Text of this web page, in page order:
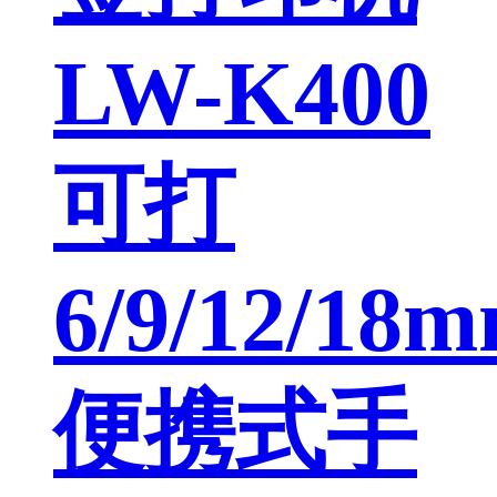
LW-K400
可打
6/9/12/
便携式手